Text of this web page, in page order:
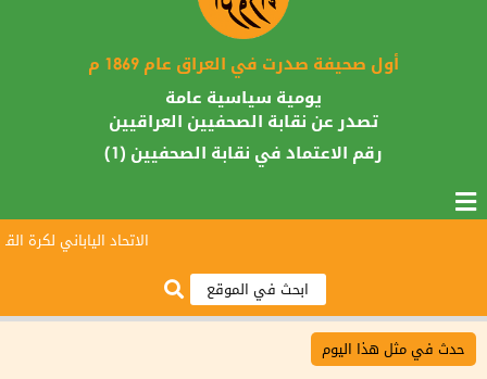
أول صحيفة صدرت في العراق عام 1869 م
يومية سياسية عامة
تصدر عن نقابة الصحفيين العراقيين
رقم الاعتماد في نقابة الصحفيين (1)
الاتحاد الياباني لكرة
حدث في مثل هذا اليوم